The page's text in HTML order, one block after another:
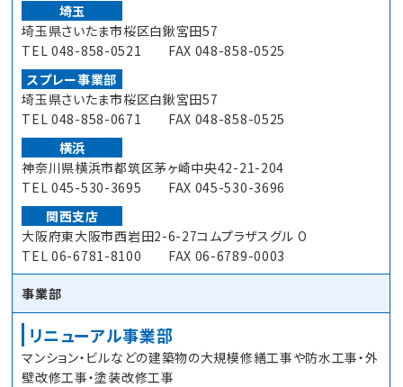
埼玉
埼玉県さいたま市桜区白鍬宮田57
TEL 048-858-0521 FAX 048-858-0525
スプレー事業部
埼玉県さいたま市桜区白鍬宮田57
TEL 048-858-0671 FAX 048-858-0525
横浜
神奈川県横浜市都筑区茅ヶ崎中央42-21-204
TEL 045-530-3695 FAX 045-530-3696
関西支店
大阪府東大阪市西岩田2-6-27コムプラザスグル O
TEL 06-6781-8100 FAX 06-6789-0003
事業部
リニューアル事業部
マンション・ビルなどの建築物の大規模修繕工事や防水工事・外
壁改修工事・塗装改修工事